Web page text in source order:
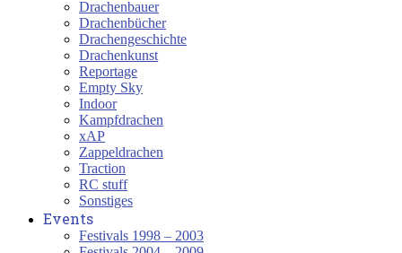
Drachenbauer
Drachenbücher
Drachengeschichte
Drachenkunst
Reportage
Empty Sky
Indoor
Kampfdrachen
xAP
Zappeldrachen
Traction
RC stuff
Sonstiges
Events
Festivals 1998 – 2003